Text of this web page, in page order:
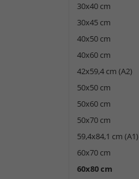
30x40 cm
30x45 cm
40x50 cm
40x60 cm
42x59,4 cm (A2)
50x50 cm
50x60 cm
50x70 cm
59,4x84,1 cm (A1)
60x70 cm
60x80 cm